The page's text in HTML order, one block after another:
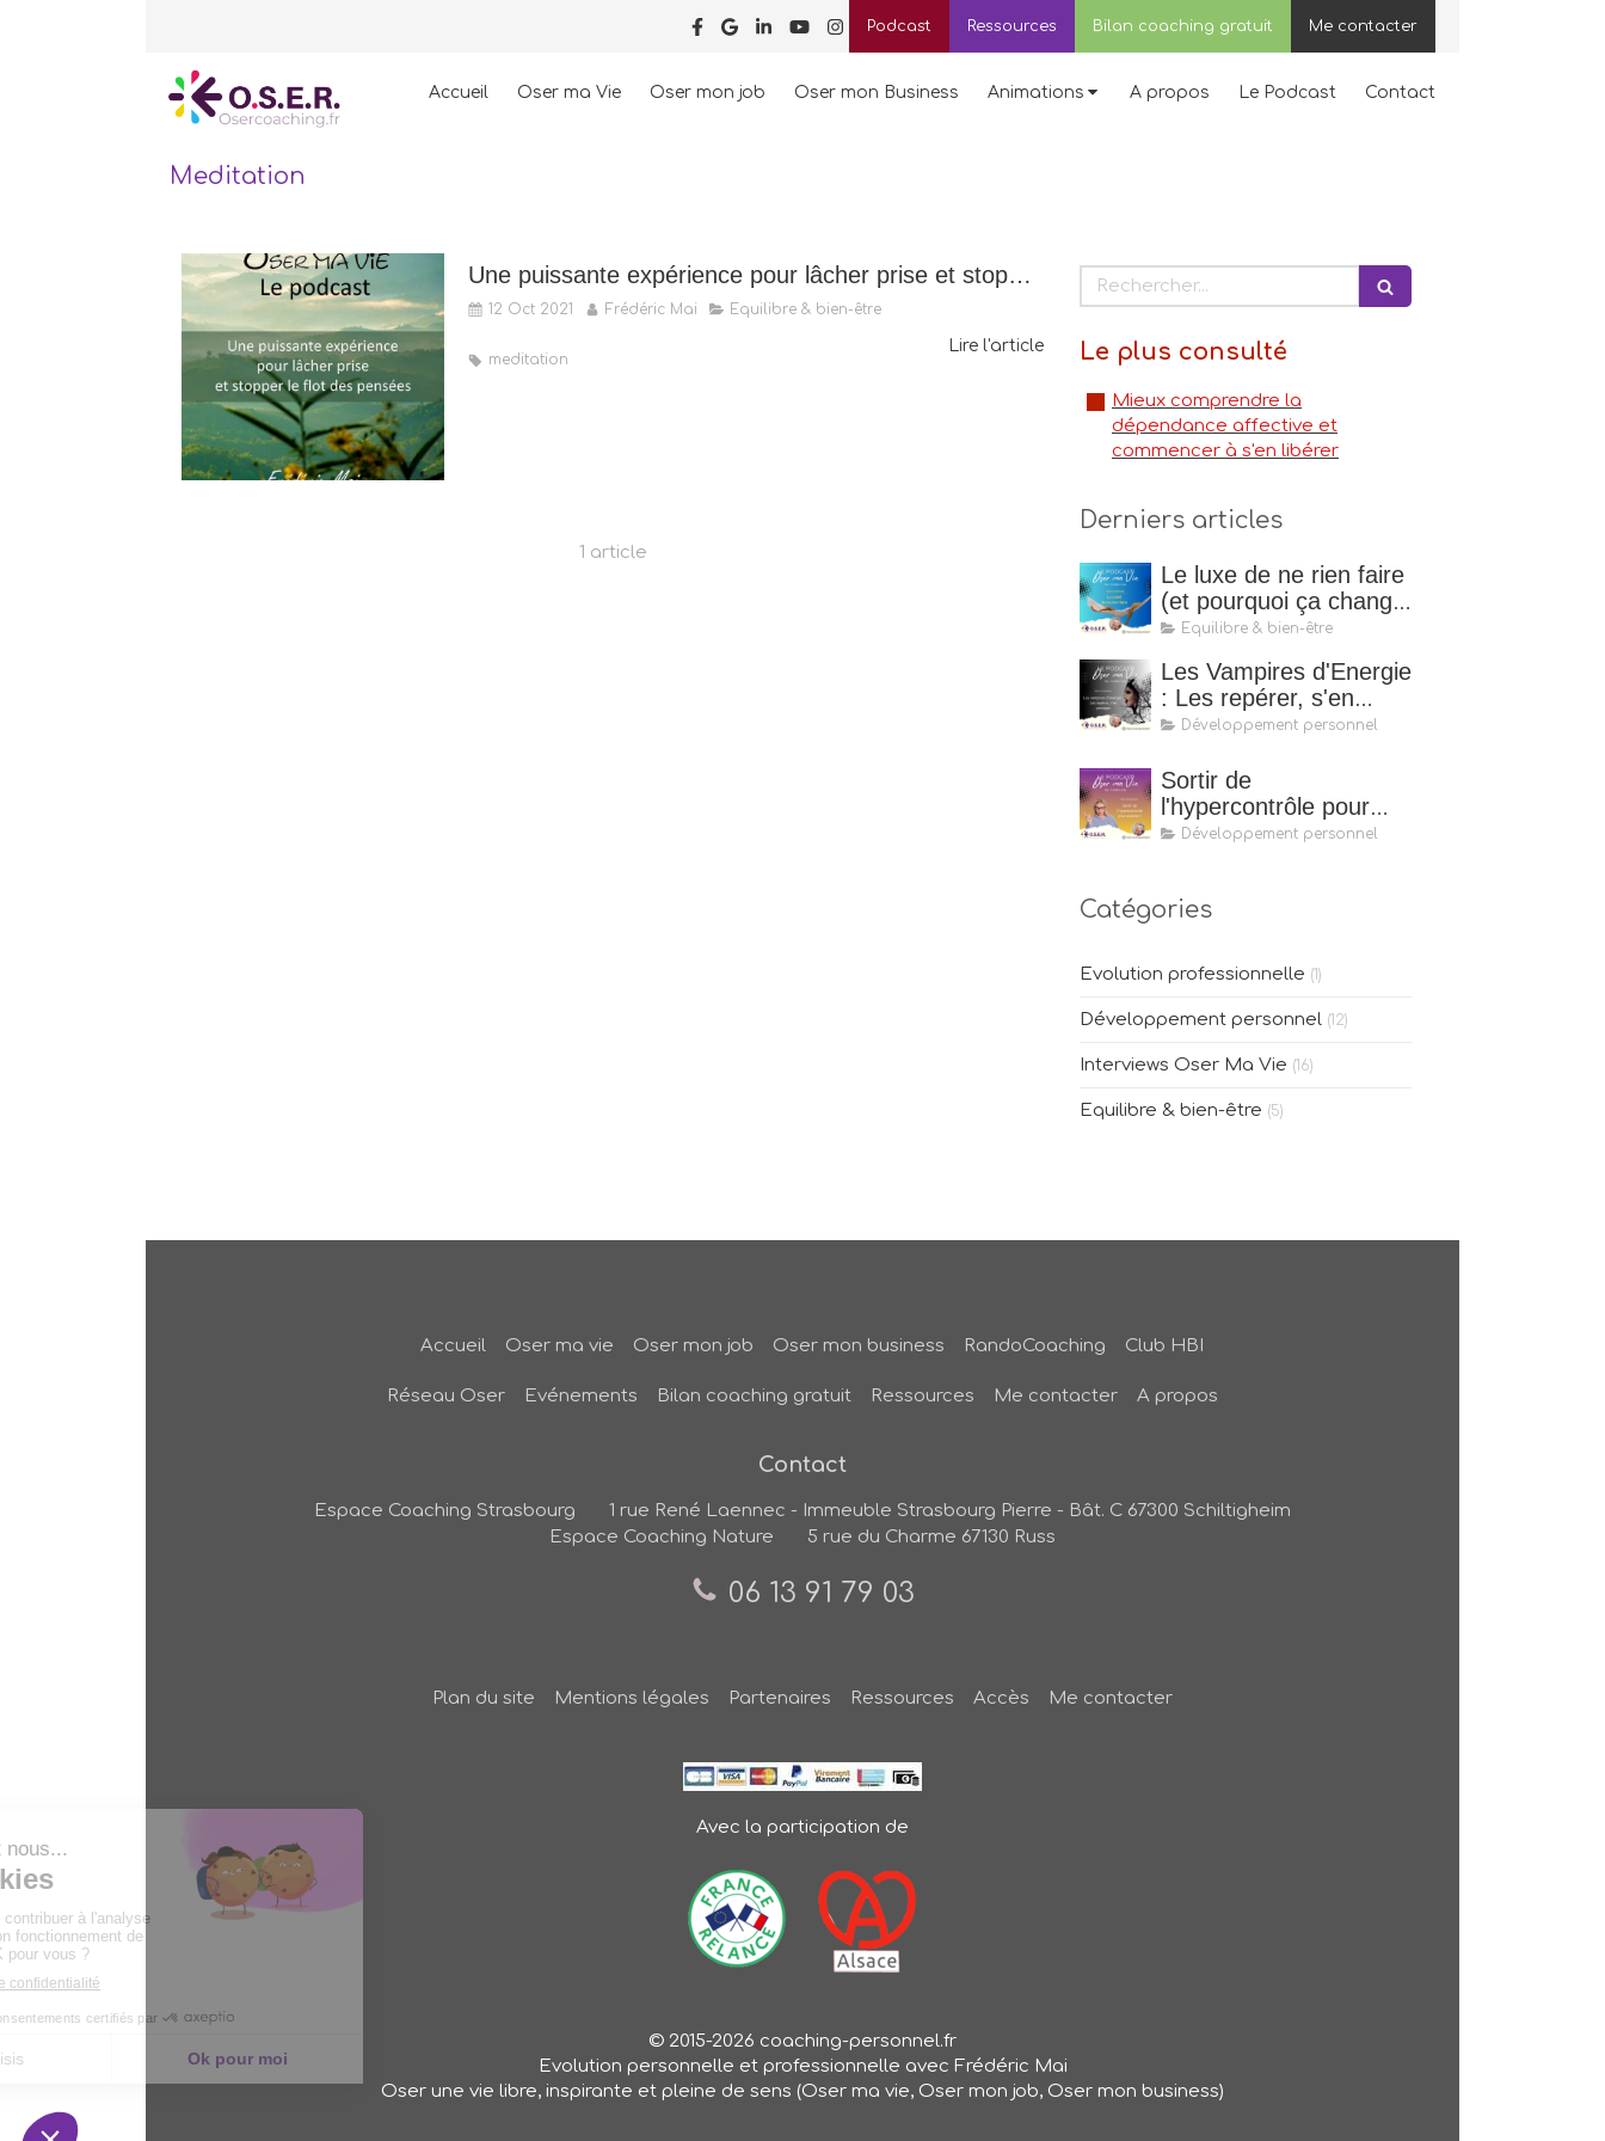
Me contacter
Bilan coaching gratuit
Ressources
Podcast
Accueil Oser ma Vie Oser mon job Oser mon Business Animations A propos Le Podcast Contact
Meditation
Une puissante expérience pour lâcher prise et stopper le flot de pensées
12 Oct 2021 Frédéric Mai Equilibre & bien-être
Lire l'article
meditation
1 article
Rechercher
Le plus consulté
Mieux comprendre la
dépendance affective et
commencer à s'en libérer
Derniers articles
Le luxe de ne rien faire
(et pourquoi ça change
tout)Equilibre & bien-être
Les Vampires d'Energie
: Les repérer, s'en
protéger
Développement personnel
Sortir de
l'hypercontrôle pour
mieux avancer
Développement personnel
Catégories
Evolution professionnelle (1)
Développement personnel (12)
Interviews Oser Ma Vie (16)
Equilibre & bien-être (5)
Accueil Oser ma vie Oser mon job Oser mon business RandoCoaching Club HBI
Réseau Oser Evénements Bilan coaching gratuit Ressources Me contacter A propos
Contact
Espace Coaching Strasbourg 1 rue René Laennec - Immeuble Strasbourg Pierre - Bât. C 67300 Schiltigheim
Espace Coaching Nature
5 rue du Charme 67130 Russ
06 13 91 79 03
Plan du site Mentions légales Partenaires Ressources Accès Me contacter
Avec la participation de
© 2015-2026 coaching-personnel.fr
Evolution personnelle et professionnelle avec Frédéric Mai
Oser une vie libre, inspirante et pleine de sens (Oser ma vie, Oser mon job, Oser mon business)